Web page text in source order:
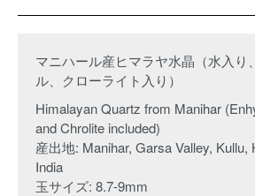
マニハール産ヒマラヤ水晶（水入り
ル、クローライト入り）
Himalayan Quartz from Manihar
and Chrolite included)
産出地: Manihar, Garsa Valley, Kullu,
India
玉サイズ: 8.7-9mm